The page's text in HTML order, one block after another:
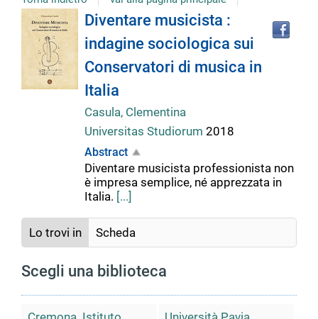
Dettaglio
del
documento
Diventare musicista :
indagine sociologica sui
Conservatori di musica in
Italia
Casula, Clementina
Universitas Studiorum 2018
Abstract
Diventare musicista professionista non
è impresa semplice, né apprezzata in
Italia. [...]
Lo trovi in Scheda
Scegli una biblioteca